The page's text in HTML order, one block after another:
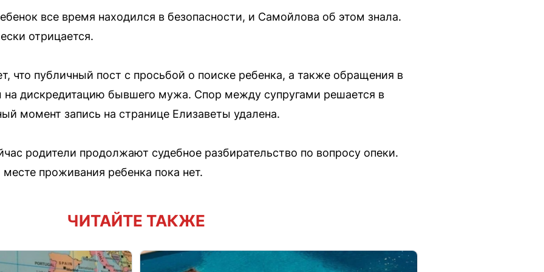
все время находился в безопасности, и Самойлова об этом знала.
отрицается.
что публичный пост с просьбой о поиске ребенка, а также обращения в
дискредитацию бывшего мужа. Спор между супругами решается в
момент запись на странице Елизаветы удалена.
родители продолжают судебное разбирательство по вопросу опеки.
проживания ребенка пока нет.
ЧИТАЙТЕ ТАКЖЕ